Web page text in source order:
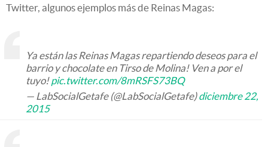
Twitter, algunos ejemplos más de Reinas Magas:
Ya están las Reinas Magas repartiendo deseos para el
barrio y chocolate en Tirso de Molina! Ven a por el
tuyo!pic.twitter.com/8mRSFS73BQ
— LabSocialGetafe (@LabSocialGetafe)diciembre 22,
2015